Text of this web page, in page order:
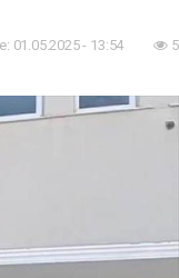
01.05.2025 - 13:54